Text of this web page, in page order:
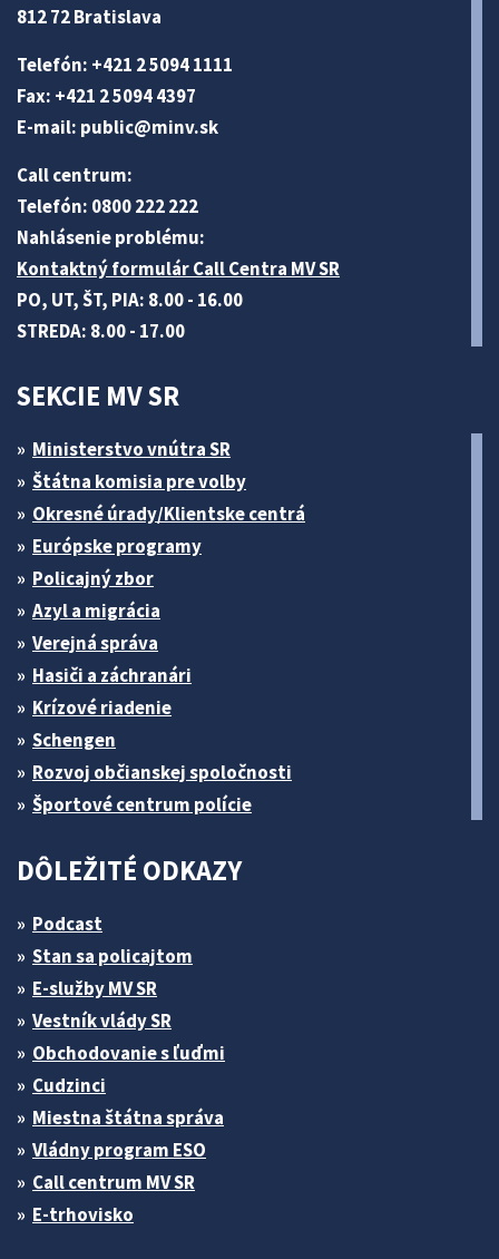
812 72 Bratislava
Telefón: +421 2 5094 1111
Fax: +421 2 5094 4397
E-mail: public@minv.sk
Call centrum:
Telefón: 0800 222 222
Nahlásenie problému:
Kontaktný formulár Call Centra MV SR
PO, UT, ŠT, PIA: 8.00 - 16.00
STREDA: 8.00 - 17.00
SEKCIE MV SR
Ministerstvo vnútra SR
Štátna komisia pre volby
Okresné úrady/Klientske centrá
Európske programy
Policajný zbor
Azyl a migrácia
Verejná správa
Hasiči a záchranári
Krízové riadenie
Schengen
Rozvoj občianskej spoločnosti
Športové centrum polície
DÔLEŽITÉ ODKAZY
Podcast
Stan sa policajtom
E-služby MV SR
Vestník vlády SR
Obchodovanie s ľuďmi
Cudzinci
Miestna štátna správa
Vládny program ESO
Call centrum MV SR
E-trhovisko